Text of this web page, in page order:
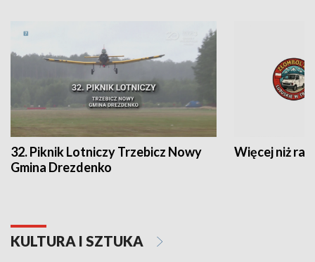
32. Piknik Lotniczy Trzebicz Nowy
Gmina Drezdenko
Więcej niż rajd
KULTURA I SZTUKA